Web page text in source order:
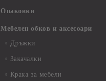
Опаковки
Мебелен обков и аксесоари
Дръжки
Закачалки
Крака за мебели